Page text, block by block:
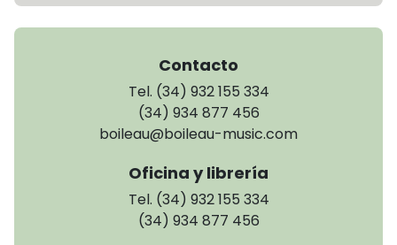
Contacto
Tel. (34) 932 155 334
(34) 934 877 456
boileau@boileau-music.com
Oficina y librería
Tel. (34) 932 155 334
(34) 934 877 456